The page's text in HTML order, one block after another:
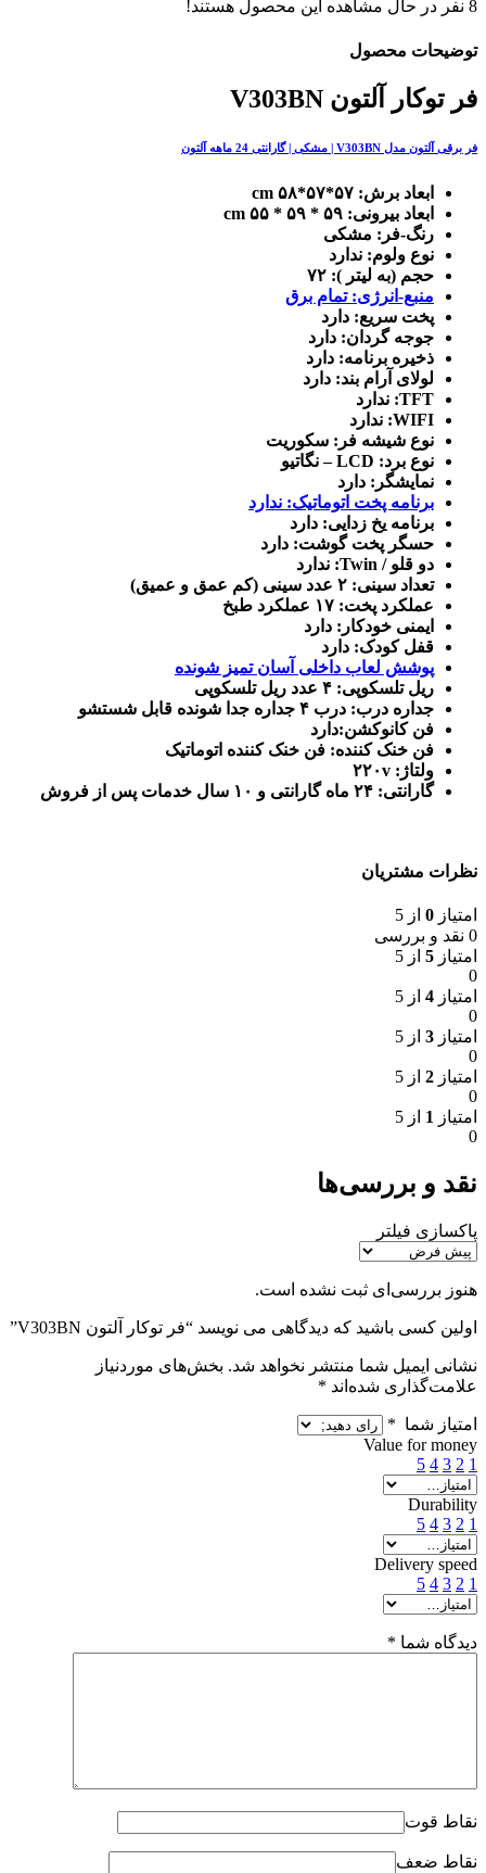
8 نفر در حال مشاهده این محصول هستند!
توضیحات محصول
فر توکار آلتون V303BN
فر برقی آلتون مدل V303BN | مشکی | گارانتی 24 ماهه آلتون
ابعاد برش: ۵۷*۵۷*۵۸ cm
ابعاد بیرونی: ۵۹ * ۵۹ * ۵۵ cm
رنگ-فر: مشکی
نوع ولوم: ندارد
حجم (به لیتر ): ۷۲
منبع-انرژی: تمام برق
پخت سریع: دارد
جوجه گردان: دارد
ذخیره برنامه: دارد
لولای آرام بند: دارد
TFT: ندارد
WIFI: ندارد
نوع شیشه فر: سکوریت
نوع برد: LCD – نگاتیو
نمایشگر: دارد
برنامه پخت اتوماتیک: ندارد
برنامه یخ زدایی: دارد
حسگر پخت گوشت: دارد
دو قلو / Twin: ندارد
تعداد سینی: ۲ عدد سینی (کم عمق و عمیق)
عملکرد پخت: ۱۷ عملکرد طبخ
ایمنی خودکار: دارد
قفل کودک: دارد
پوشش لعاب داخلی آسان تمیز شونده
ریل تلسکوپی: ۴ عدد ریل تلسکوپی
جداره درب: درب ۴ جداره جدا شونده قابل شستشو
فن کانوکشن:دارد
فن خنک کننده: فن خنک کننده اتوماتیک
ولتاژ: ۲۲۰v
گارانتی: ۲۴ ماه گارانتی و ۱۰ سال خدمات پس از فروش
نظرات مشتریان
امتیاز 0 از 5
0 نقد و بررسی
امتیاز 5 از 5
0
امتیاز 4 از 5
0
امتیاز 3 از 5
0
امتیاز 2 از 5
0
امتیاز 1 از 5
0
نقد و بررسی‌ها
پاکسازی فیلتر
هنوز بررسی‌ای ثبت نشده است.
اولین کسی باشید که دیدگاهی می نویسد “فر توکار آلتون V303BN”
نشانی ایمیل شما منتشر نخواهد شد. بخش‌های موردنیاز
علامت‌گذاری شده‌اند *
امتیاز شما *
Value for money
1
2
3
4
5
Durability
1
2
3
4
5
Delivery speed
1
2
3
4
5
دیدگاه شما *
نقاط قوت
نقاط ضعف